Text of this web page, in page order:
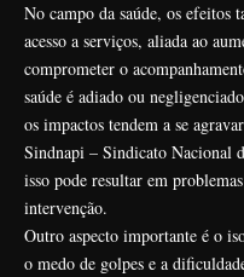
No campo da saúde, os efeitos
acesso a serviços, aliada ao
comprometer o
saúde é adiado ou
os impactos tendem a se
Sindnapi – Sindicato Nacional
isso pode resultar em
intervenção.
Outro aspecto importante é o
o medo de golpes e a